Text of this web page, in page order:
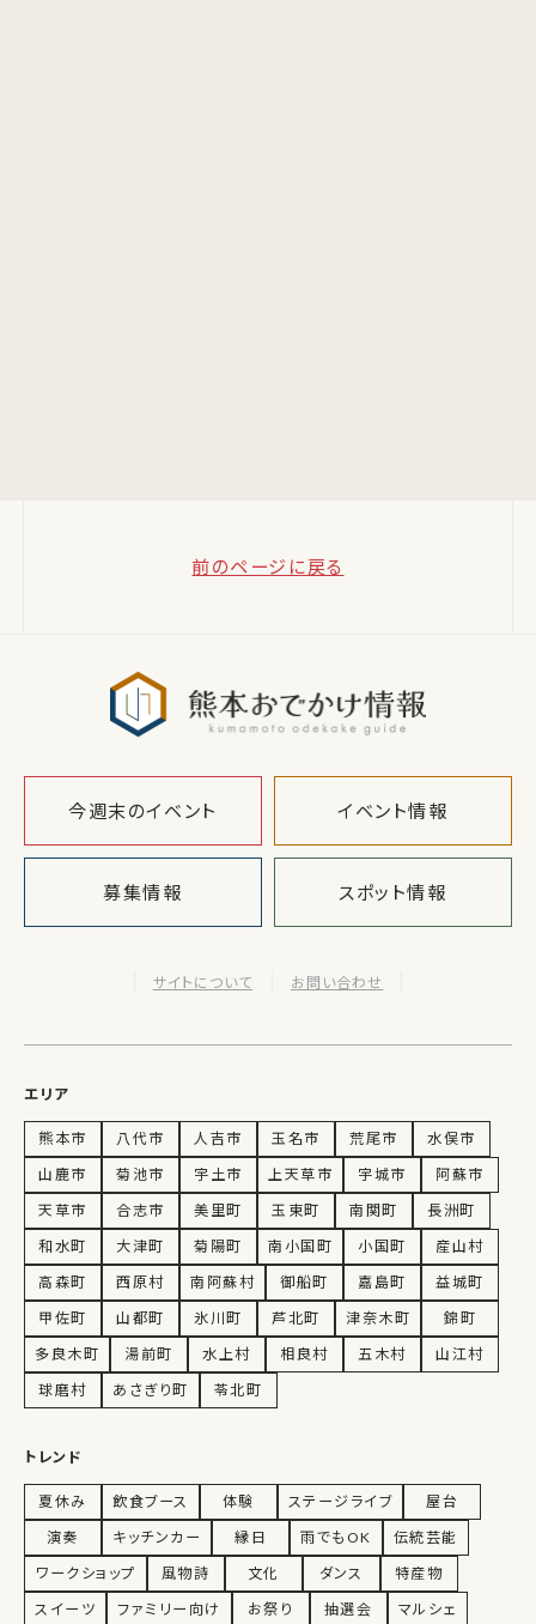
前のページに戻る
今週末のイベント イベント情報
募集情報 スポット情報
サイトについて お問い合わせ
エリア
熊本市 八代市 人吉市 玉名市 荒尾市
水俣市
山鹿市
菊池市 宇土市 上天草市 宇城市
阿蘇市
天草市
合志市 美里町 玉東町 南関町
長洲町
和水町
大津町 菊陽町 南小国町 小国町
産山村
高森町
西原村 南阿蘇村 御船町 嘉島町
益城町
甲佐町
山都町 氷川町 芦北町 津奈木町
錦町
多良木町
湯前町 水上村 相良村 五木村
山江村
球磨村
あさぎり町 苓北町
トレンド
夏休み 飲食ブース 体験 ステージライブ
屋台
演奏
キッチンカー 縁日 雨でもOK
伝統芸能
ワークショップ
風物詩 文化 ダンス
特産物
スイーツ
ファミリー向け お祭り 抽選会 マルシェ